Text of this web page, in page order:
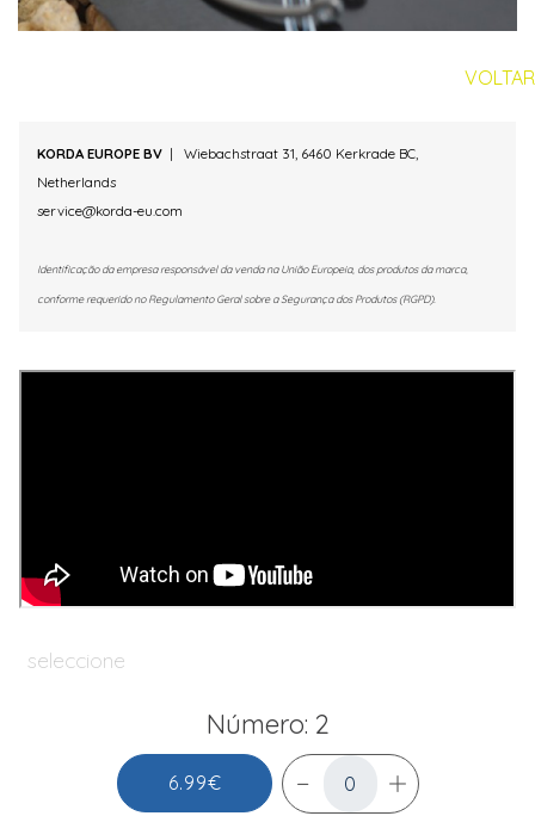
VOLTAR
KORDA EUROPE BV | Wiebachstraat 31, 6460 Kerkrade BC,
Netherlands
service@korda-eu.com
Identificação da empresa responsável da venda na União Europeia, dos produtos da marca,
conforme requerido no Regulamento Geral sobre a Segurança dos Produtos (RGPD).
seleccione
Número: 2
6.99€